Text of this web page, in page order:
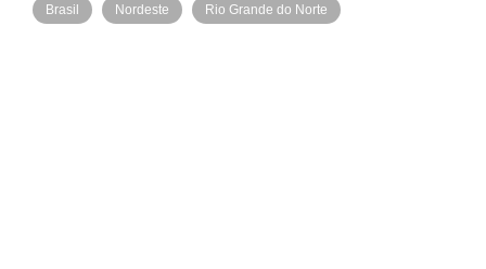
Brasil Nordeste Rio Grande do Norte